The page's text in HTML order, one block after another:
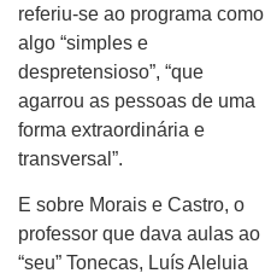
referiu-se ao programa como
algo “simples e
despretensioso”, “que
agarrou as pessoas de uma
forma extraordinária e
transversal”.
E sobre Morais e Castro, o
professor que dava aulas ao
“seu” Tonecas, Luís Aleluia